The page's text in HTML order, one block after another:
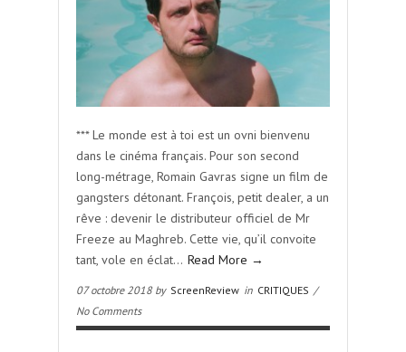
*** Le monde est à toi est un ovni bienvenu
dans le cinéma français. Pour son second
long-métrage, Romain Gavras signe un film de
gangsters détonant. François, petit dealer, a un
rêve : devenir le distributeur officiel de Mr
Freeze au Maghreb. Cette vie, qu’il convoite
tant, vole en éclat… Read More →
07 octobre 2018 by ScreenReview in CRITIQUES /
No Comments